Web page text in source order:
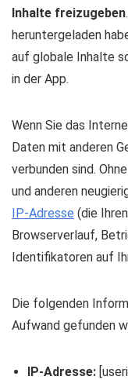
Inhalte freizugeben
heruntergeladen
auf globale Inhalte
in der App.
Wenn Sie das
Daten mit anderen
verbunden sind.
und anderen
IP-Adresse (die
Browserverlauf,
Identifikatoren auf
Die folgenden
Aufwand gefunden
IP-Adresse: